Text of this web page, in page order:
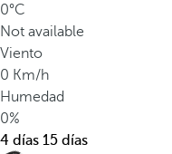
0°C
Not available
Viento
0 Km/h
Humedad
0%
4 días 15 días